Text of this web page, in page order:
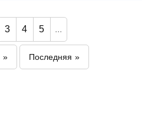
3 4 5 ...
Последняя